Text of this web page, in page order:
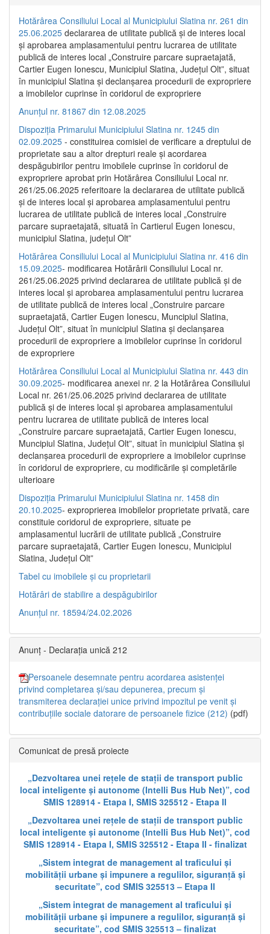
Hotărârea Consiliului Local al Municipiului Slatina nr. 261 din
25.06.2025 declararea de utilitate publică și de interes local
și aprobarea amplasamentului pentru lucrarea de utilitate
publică de interes local „Construire parcare supraetajată,
Cartier Eugen Ionescu, Municipiul Slatina, Județul Olt”, situat
în municipiul Slatina și declanșarea procedurii de expropriere
a imobilelor cuprinse în coridorul de expropriere
Anunțul nr. 81867 din 12.08.2025
Dispoziția Primarului Municipiului Slatina nr. 1245 din
02.09.2025 - constituirea comisiei de verificare a dreptului de
proprietate sau a altor drepturi reale și acordarea
despăgubirilor pentru imobilele cuprinse în coridorul de
expropriere aprobat prin Hotărârea Consiliului Local nr.
261/25.06.2025 referitoare la declararea de utilitate publică
și de interes local și aprobarea amplasamentului pentru
lucrarea de utilitate publică de interes local „Construire
parcare supraetajată, situată în Cartierul Eugen Ionescu,
municipiul Slatina, județul Olt”
Hotărârea Consiliului Local al Municipiului Slatina nr. 416 din
15.09.2025- modificarea Hotărârii Consiliului Local nr.
261/25.06.2025 privind declararea de utilitate publică și de
interes local și aprobarea amplasamentului pentru lucrarea
de utilitate publică de interes local „Construire parcare
supraetajată, Cartier Eugen Ionescu, Muncipiul Slatina,
Județul Olt”, situat în municipiul Slatina și declanșarea
procedurii de expropriere a imobilelor cuprinse în coridorul
de expropriere
Hotărârea Consiliului Local al Municipiului Slatina nr. 443 din
30.09.2025- modificarea anexei nr. 2 la Hotărârea Consiliului
Local nr. 261/25.06.2025 privind declararea de utilitate
publică şi de interes local şi aprobarea amplasamentului
pentru lucrarea de utilitate publică de interes local
„Construire parcare supraetajată, Cartier Eugen Ionescu,
Muncipiul Slatina, Judeţul Olt”, situat în municipiul Slatina şi
declanşarea procedurii de expropriere a imobilelor cuprinse
în coridorul de expropriere, cu modificările şi completările
ulterioare
Dispoziția Primarului Municipiului Slatina nr. 1458 din
20.10.2025- exproprierea imobilelor proprietate privată, care
constituie coridorul de expropriere, situate pe
amplasamentul lucrării de utilitate publică „Construire
parcare supraetajată, Cartier Eugen Ionescu, Municipiul
Slatina, Județul Olt”
Tabel cu imobilele și cu proprietarii
Hotărâri de stabilire a despăgubirilor
Anunțul nr. 18594/24.02.2026
Anunț - Declarația unică 212
Persoanele desemnate pentru acordarea asistenței
privind completarea și/sau depunerea, precum și
transmiterea declarației unice privind impozitul pe venit și
contribuțiile sociale datorare de persoanele fizice (212) (pdf)
Comunicat de presă proiecte
„Dezvoltarea unei rețele de stații de transport public
local inteligente și autonome (Intelli Bus Hub Net)”, cod
SMIS 128914 - Etapa I, SMIS 325512 - Etapa II
„Dezvoltarea unei rețele de stații de transport public
local inteligente și autonome (Intelli Bus Hub Net)”, cod
SMIS 128914 - Etapa I, SMIS 325512 - Etapa II - finalizat
„Sistem integrat de management al traficului și
mobilității urbane și impunere a regulilor, siguranță și
securitate”, cod SMIS 325513 – Etapa II
„Sistem integrat de management al traficului și
mobilității urbane și impunere a regulilor, siguranță și
securitate”, cod SMIS 325513 – finalizat